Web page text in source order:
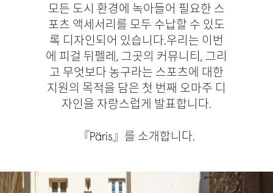
모든 도시 환경에 녹아들어 필요한 스
포츠 액세서리를 모두 수납할 수 있도
록 디자인되어 있습니다.우리는 이번
에 피걸 뒤펠레, 그곳의 커뮤니티, 그리
고 무엇보다 농구라는 스포츠에 대한
지원의 목적을 담은 첫 번째 오마주 디
자인을 자랑스럽게 발표합니다.
『Päris』를 소개합니다.